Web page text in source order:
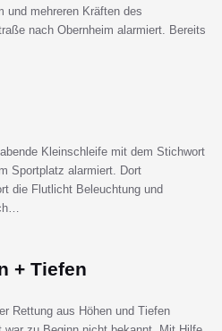
und mehreren Kräften des
nach Obernheim alarmiert. Bereits
Kleinschleife mit dem Stichwort
Sportplatz alarmiert. Dort
die Flutlicht Beleuchtung und
+ Tiefen
Rettung aus Höhen und Tiefen